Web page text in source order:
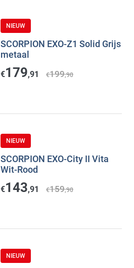
NIEUW
SCORPION EXO-Z1 Solid Grijs
metaal
€179,91 €199,90
NIEUW
SCORPION EXO-City II Vita
Wit-Rood
€143,91 €159,90
NIEUW